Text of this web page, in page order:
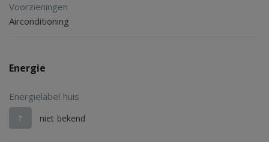
Voorzieningen
Airconditioning
Energie
Energielabel huis
?
niet bekend